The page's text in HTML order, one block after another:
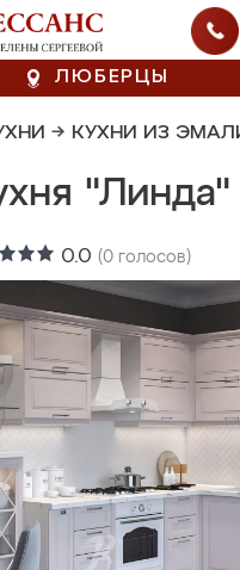
ЛЮБЕРЦЫ
→ КУХНИ ИЗ
"Линда"
0.0 (0 голосов)